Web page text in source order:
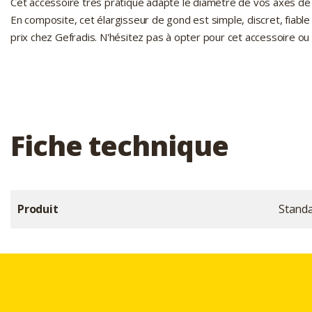
En composite, cet élargisseur de gond est simple, discret,
prix chez Gefradis. N'hésitez pas à opter pour cet accessoire
Fiche technique
Produit